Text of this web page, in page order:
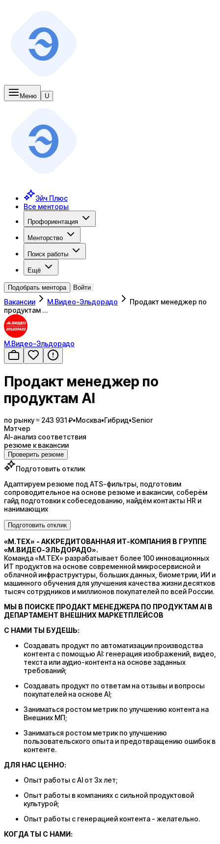
Меню U
Эйч Плюс
Все менторы
Профориентация
Менторство
Поиск работы
Ещё
Подобрать ментора Войти
Вакансии М.Видео-Эльдорадо
Продакт менеджер по
продуктам …
М.Видео-Эльдорадо
Продакт менеджер по
продуктам AI
по рынку ≈ 243 931 ₽•Москва•Гибрид•Senior
Мэтчер
AI-анализ соответствия
резюме к вакансии
Проверить резюме
Подготовить отклик
Адаптируем резюме под ATS-фильтры, подготовим
сопроводительное на основе резюме и вакансии, соберём
гайд подготовки к собеседованию, найдём контакты HR и
нанимающих
Подготовить отклик
«М.ТЕХ» - АККРЕДИТОВАННАЯ ИТ-КОМПАНИЯ В ГРУППЕ
«М.ВИДЕО-ЭЛЬДОРАДО».
Команда «М.ТЕХ» разрабатывает более 100 инновационных
ИТ продуктов на основе современной микросервисной и
облачной инфраструктуры, больших данных, биометрии, ИИ и
машинного обучения для улучшения качества жизни десятков
тысяч сотрудников и миллионов покупателей по всей России.
МЫ В ПОИСКЕ ПРОДАКТ МЕНЕДЖЕРА ПО ПРОДУКТАМ AI В
ДЕПАРТАМЕНТ ВНЕШНИХ МАРКЕТПЛЕЙСОВ
С НАМИ ТЫ БУДЕШЬ:
Создавать продукт по автоматизации производства
контента с помощью AI: генерация изображений, видео,
текста или аудио-контента на основе заданных
требований;
Создавать продукт по ответам на отзывы и вопросы
покупателей на основе AI;
Заниматься ростом метрик по улучшению контента на
Внешних МП;
Заниматься ростом метрик по улучшению
пользовательского опыта и предотвращению ошибок в
контенте.
ДЛЯ НАС ЦЕННО:
Опыт работы с AI от 3х лет;
Опыт работы в компаниях с сильной продуктовой
культурой;
Опыт работы с генерацией контента - желательно.
КОГДА ТЫ С НАМИ: